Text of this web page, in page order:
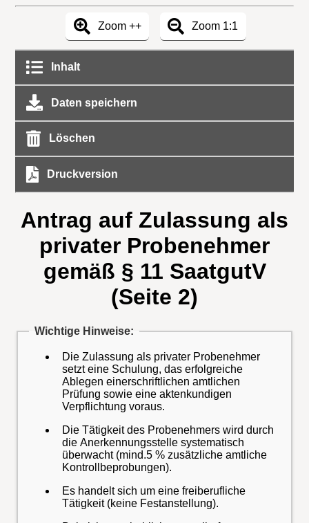
Zoom ++ Zoom 1:1
Inhalt
Daten speichern
Löschen
Druckversion
Antrag auf Zulassung als
privater Probenehmer
gemäß § 11 SaatgutV
(Seite 2)
Wichtige Hinweise:
Die Zulassung als privater Probenehmer
setzt eine Schulung, das erfolgreiche
Ablegen einerschriftlichen amtlichen
Prüfung sowie eine aktenkundigen
Verpflichtung voraus.
Die Tätigkeit des Probenehmers wird durch
die Anerkennungsstelle systematisch
überwacht (mind.5 % zusätzliche amtliche
Kontrollbeprobungen).
Es handelt sich um eine freiberufliche
Tätigkeit (keine Festanstellung).